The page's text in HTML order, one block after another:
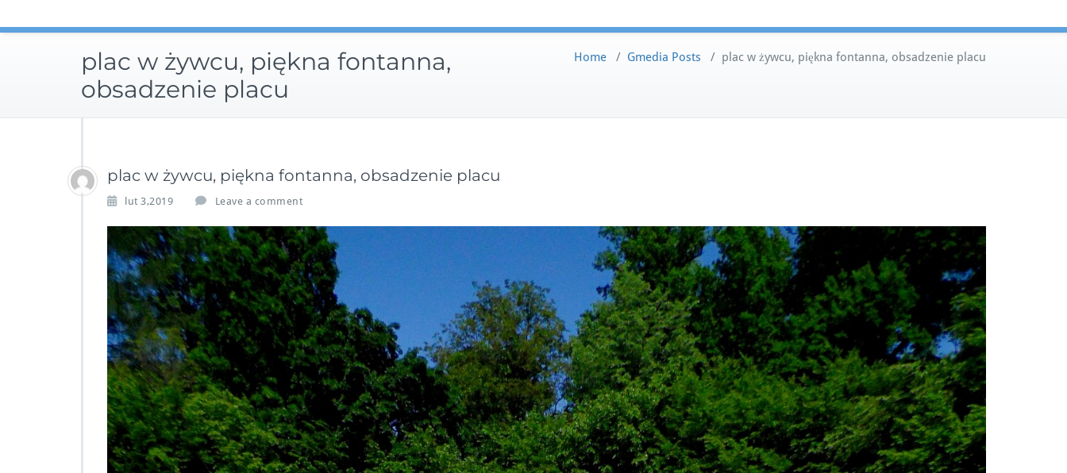
plac w żywcu, piękna fontanna,
obsadzenie placu
Home / Gmedia Posts / plac w żywcu, piękna fontanna, obsadzenie placu
plac w żywcu, piękna fontanna, obsadzenie placu
lut 3,2019 Leave a comment